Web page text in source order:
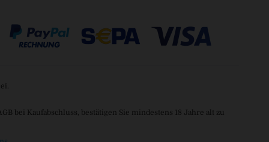
bei Kaufabschluss, bestätigen Sie mindestens 18 Jahre alt zu